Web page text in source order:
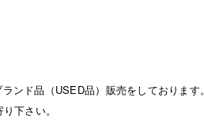
ンド品（USED品）販売をしております。
下さい。